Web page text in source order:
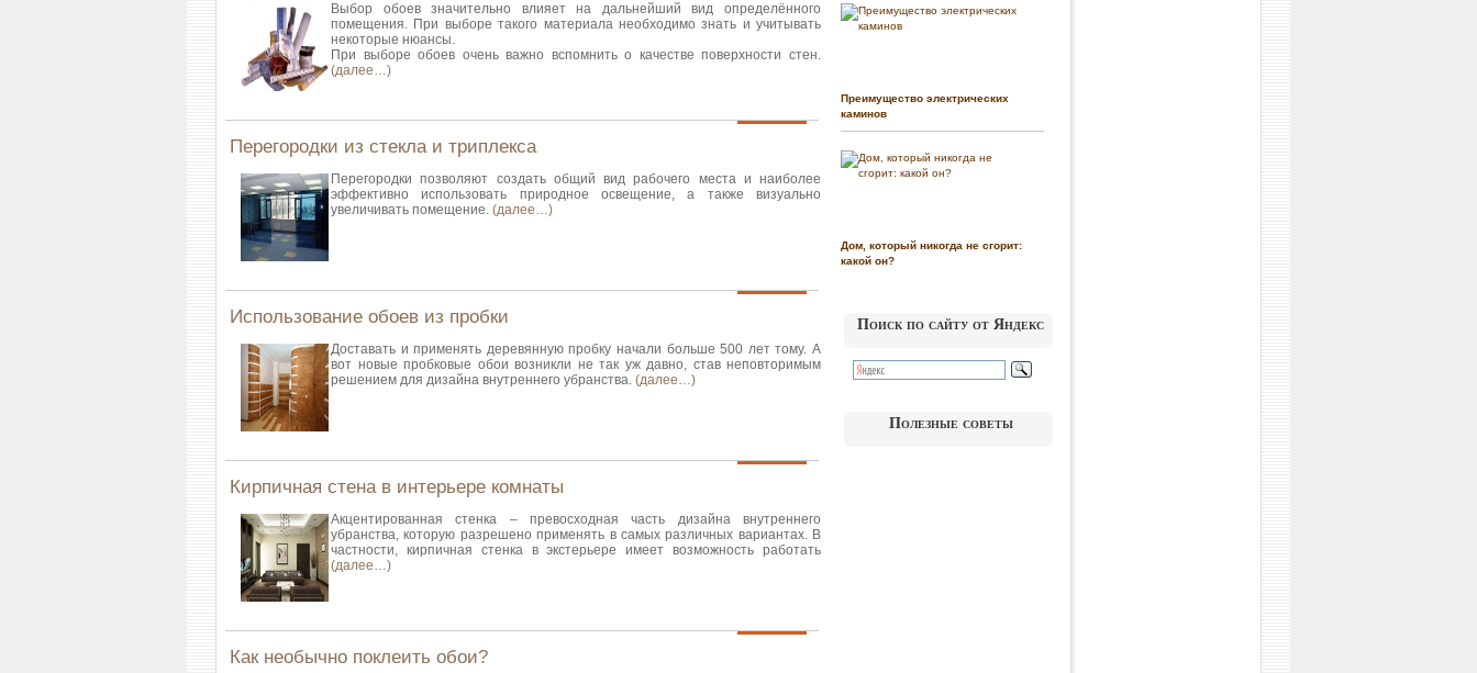
Выбор обоев значительно влияет на дальнейший вид определённого
помещения. При выборе такого материала необходимо знать и учитывать
некоторые нюансы.
При выборе обоев очень важно вспомнить о качестве поверхности стен.
(далее…)
Перегородки из стекла и триплекса
Перегородки позволяют создать общий вид рабочего места и наиболее
эффективно использовать природное освещение, а также визуально
увеличивать помещение. (далее…)
Использование обоев из пробки
Доставать и применять деревянную пробку начали больше 500 лет тому. А
вот новые пробковые обои возникли не так уж давно, став неповторимым
решением для дизайна внутреннего убранства. (далее…)
Кирпичная стена в интерьере комнаты
Акцентированная стенка – превосходная часть дизайна внутреннего
убранства, которую разрешено применять в самых различных вариантах. В
частности, кирпичная стенка в экстерьере имеет возможность работать
(далее…)
Как необычно поклеить обои?
Преимущество электрических
каминов
Дом, который никогда не сгорит:
какой он?
Поиск по сайту от Яндекс
Полезные советы